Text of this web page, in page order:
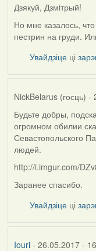
In
reply
to
Harrier
Дзякуй, Дзмiтрый!
Но мне казалось,
пестрин на груди.
Увайдзіце ці
NickBelarus (госць) -
Будьте добры,
огромном обилии
Севастопольского
людей.
http://i.imgur.com/
Заранее спасибо.
Увайдзіце ці
Iouri- 26.05.2017 -